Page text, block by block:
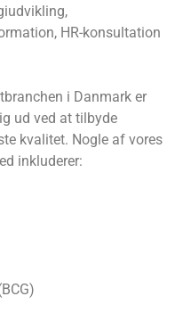
HR-konsultation
i Danmark er
ud ved at tilbyde
kvalitet. Nogle af vores
inkluderer: